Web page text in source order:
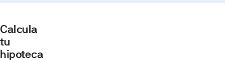
Calcula
tu
hipoteca